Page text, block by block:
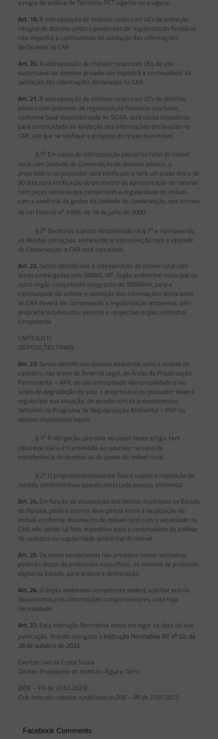
a regra de análise de Território PCT vigente ou a vigorar.
Art. 19.A sobreposição de imóveis rurais com UCs de proteção
integral de domínio público pendentes de regularização fundiária,
não impedirá a continuidade da validação das informações
declaradas no CAR.
Art. 20.A sobreposição de imóveis rurais com UCs de uso
sustentável de domínio privado não impedirá a continuidade da
validação das informações declaradas no CAR.
Art. 21.A sobreposição de imóveis rurais com UCs de domínio
público com processo de regularização fundiária concluído,
conforme base disponibilizada no SICAR, será causa impeditiva
para continuidade da validação das informações declaradas no
CAR, até que se retifique o polígono do respectivo imóvel.
§ 1o Em casos de sobreposição parcial ou total do imóvel
rural com Unidade de Conservação de domínio público, o
proprietário ou possuidor será notificado e terá um prazo único de
90 dias para retificação do perímetro ou apresentação de recurso
com peças técnicas que comprovem a regularidade do imóvel,
com a anuência do gestor da Unidade de Conservação, nos termos
da Lei Federal no 9.985, de 18 de julho de 2000.
§ 2o Decorrido o prazo estabelecido no § 1o e não havendo
as devidas correções, eliminando a sobreposição com a Unidade
de Conservação, o CAR será cancelado.
Art. 22.Sendo identificada a sobreposição de imóvel rural com
áreas embargadas pelo IBAMA, IAT, órgão ambiental municipal ou
outro órgão competente integrante do SISNAMA, para a
continuidade da análise e validação das informações declaradas
no CAR deverá ser comprovada a regularização ambiental, pelo
proprietário/possuidor, perante o respectivo órgão ambiental
competente
CAPÍTULO IV
DISPOSIÇÕES FINAIS
Art. 23.Sendo identificado passivo ambiental após a análise do
cadastro, nas áreas de Reserva Legal, de Áreas de Preservação
Permanente – APP, de uso antropizado não consolidado e/ou
sinais de degradação do solo, o proprietário ou possuidor deverá
regularizar sua situação, de acordo com os procedimentos
definidos no Programa de Regularização Ambiental – PRA ou
demais dispositivos legais.
§ 1o A obrigação, prevista no caput deste artigo, tem
natureza real e é transmitida ao sucessor no caso de
transferência de domínio ou de posse do imóvel rural.
§ 2o O proprietário/possuidor ficará sujeito à imposição de
medida administrativa quando detectado passivo ambiental.
Art. 24.Em função da atualização dos limites municipais no Estado
do Paraná, poderá ocorrer divergência entre a localização do
imóvel, conforme documento do imóvel rural com o vetorizado no
CAR, não sendo tal fato impeditivo para a continuidade da análise
do cadastro ou regularidade ambiental do imóvel.
Art. 25.Os casos excepcionais não previstos nessa normativa,
poderão dispor de protocolos específicos, no sistema de protocolo
digital do Estado, para análise e deliberação.
Art. 26.O órgão ambiental competente poderá solicitar outros
documentos e/ou informações complementares, caso haja
necessidade.
Art. 27.Esta Instrução Normativa entra em vigor na data de sua
publicação, ficando revogada a Instrução Normativa IAT no 02, de
28 de outubro de 2022.
Everton Luiz da Costa Souza
Diretor-Presidente do Instituto Água e Terra
(DOE – PR de 27.07.2023)
Este texto não substitui o publicado no DOE – PR de 27.07.2023.
Facebook Comments